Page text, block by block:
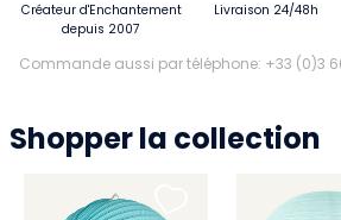
Créateur d'Enchantement
depuis 2007
Livraison 24/48h
Commande aussi par téléphone: +33 (0)3
Shopper la collection